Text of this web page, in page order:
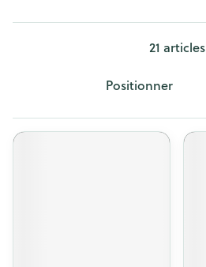
21 articles
Trier par: